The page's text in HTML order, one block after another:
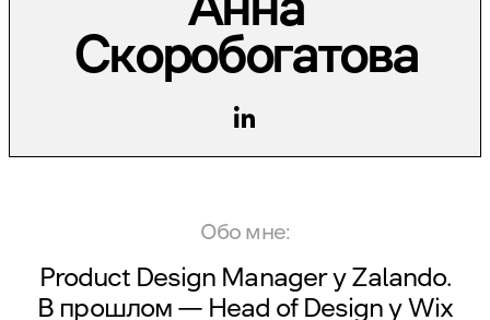
Скоробогатова
Обо мне:
Product Design Manager у Zalando.
В прошлом — Head of Design у Wix